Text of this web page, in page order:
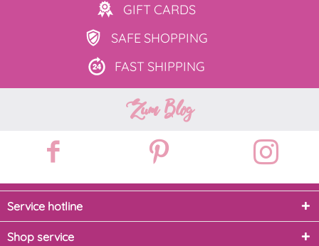
GIFT CARDS
SAFE SHOPPING
FAST SHIPPING
Zum Blog
Service hotline
Shop service